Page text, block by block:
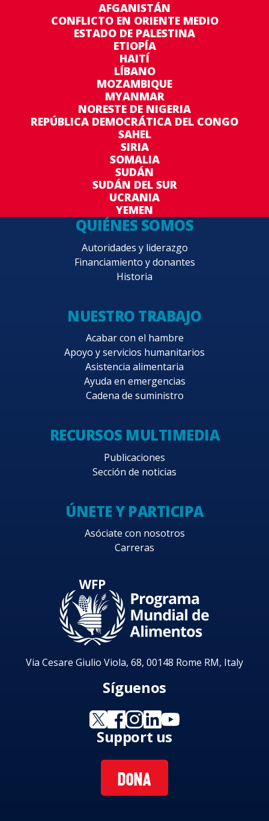
AFGANISTÁN
CONFLICTO EN ORIENTE MEDIO
ESTADO DE PALESTINA
ETIOPÍA
HAITÍ
LÍBANO
MOZAMBIQUE
MYANMAR
NORESTE DE NIGERIA
REPÚBLICA DEMOCRÁTICA DEL CONGO
SAHEL
SIRIA
SOMALIA
SUDÁN
SUDÁN DEL SUR
UCRANIA
YEMEN
QUIÉNES SOMOS
Autoridades y liderazgo
Financiamiento y donantes
Historia
NUESTRO TRABAJO
Acabar con el hambre
Apoyo y servicios humanitarios
Asistencia alimentaria
Ayuda en emergencias
Cadena de suministro
RECURSOS MULTIMEDIA
Publicaciones
Sección de noticias
ÚNETE Y PARTICIPA
Asóciate con nosotros
Carreras
Via Cesare Giulio Viola, 68, 00148 Rome RM, Italy
Síguenos
Support us
DONA